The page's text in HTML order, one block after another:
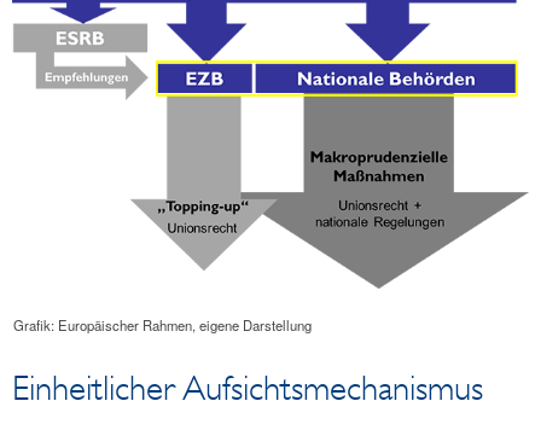
Grafik: Europäischer Rahmen, eigene Darstellung
Einheitlicher Aufsichtsmechanismus